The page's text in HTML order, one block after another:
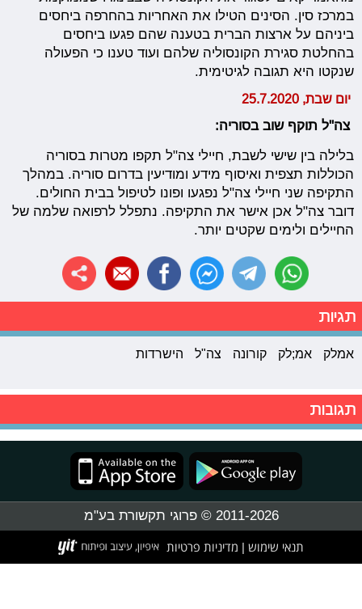
במרכז סין. הסינים הטילו את האחריות בהחרפה ביחסים
ביניהם על ארצות הברית בטענה שהם פגעו ביחסים
בהחלטת סגירת הקונסוליה שלהם ועוד טענו כי הפעולה
שנקטו היא תגובה לגיטימית.
יום שבת, 25.7.2020
צה"ל תוקף שוב בסוריה:
בלילה בין שישי לשבת, חיילי צה"ל תקפו מטרות בסוריה
הכוללות תצפית ואיסוף מידע ומודיעין בדרום סוריה. במהלך
התקיפה שני חיילי צה"ל נפגעו ופונו לטיפול בבית החולים.
דובר צה"ל אכן אישר את התקיפה. נתפלל לרפואה שלמה של
החיילים ולימים שקטים יותר.
תגיות
אמלק אמ;לק קורונה צה"ל הישרדות
תגובות
2011-2026 © פרוגי תקשורת בע"מ
תנאי שימוש מדיניות פרטיות